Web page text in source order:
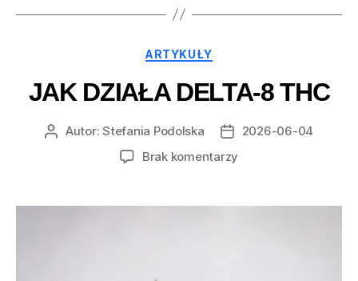
Kategorie
ARTYKUŁY
JAK DZIAŁA DELTA-8 THC
AutorAutor:Stefania Podolska
Data2026-06-04
Brak komentarzy
Delta-